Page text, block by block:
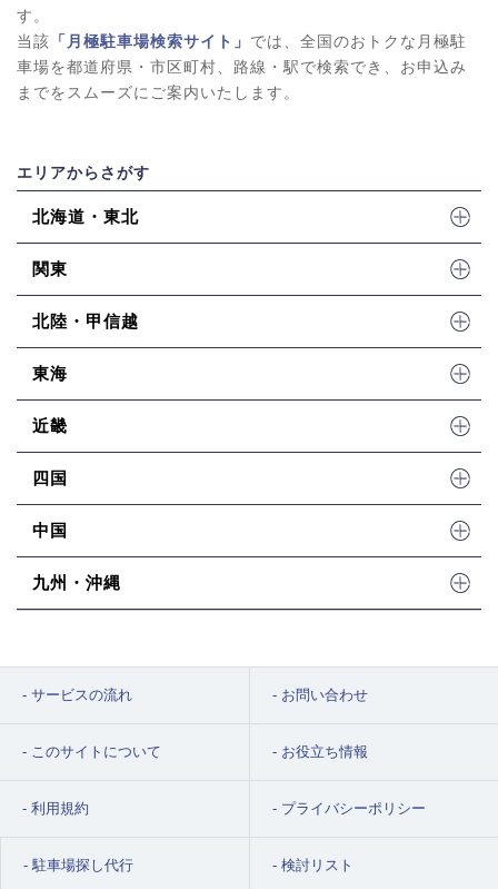
す。
当該 「月極駐車場検索サイト」 では、全国のおトクな月極駐
車場を都道府県・市区町村、路線・駅で検索でき、お申込み
までをスムーズにご案内いたします。
エリアからさがす
北海道・東北
関東
北陸・甲信越
東海
近畿
四国
中国
九州・沖縄
サービスの流れ お問い合わせ
このサイトについて お役立ち情報
利用規約 プライバシーポリシー
駐車場探し代行 検討リスト